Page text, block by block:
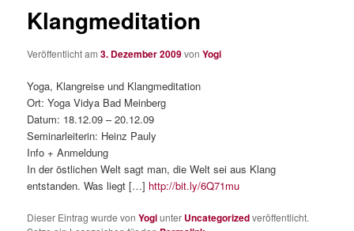
Klangmeditation
Veröffentlicht am3. Dezember 2009vonYogi
Yoga, Klangreise und Klangmeditation
Ort: Yoga Vidya Bad Meinberg
Datum: 18.12.09 – 20.12.09
Seminarleiterin: Heinz Pauly
Info + Anmeldung
In der östlichen Welt sagt man, die Welt sei aus Klang
entstanden. Was liegt […] http://bit.ly/6Q71mu
Dieser Eintrag wurde vonYogiunter Uncategorizedveröffentlicht.